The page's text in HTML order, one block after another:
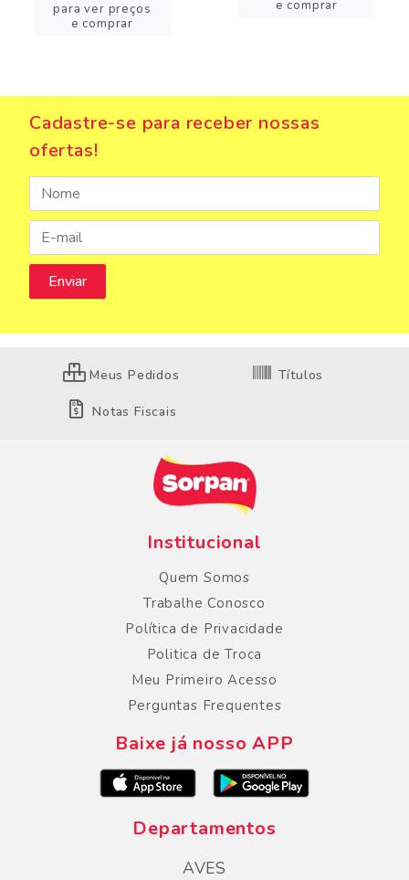
para ver preços
e comprar
e comprar
Cadastre-se para receber nossas
ofertas!
Meus Pedidos Títulos
Notas Fiscais
Institucional
Quem Somos
Trabalhe Conosco
Política de Privacidade
Politica de Troca
Meu Primeiro Acesso
Perguntas Frequentes
Baixe já nosso APP
Departamentos
AVES